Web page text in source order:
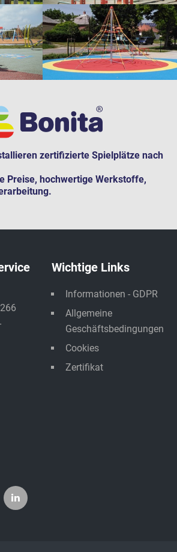
zertifizierte Spielplätze nach
Preise, hochwertige Werkstoffe,
Wichtige Links
Informationen - GDPR
Allgemeine
Geschäftsbedingungen
Cookies
Zertifikat